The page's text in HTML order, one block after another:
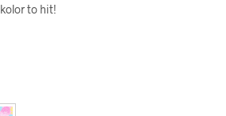
kolor to hit!